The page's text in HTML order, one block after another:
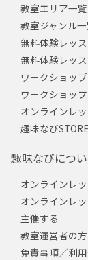
教室エリア一覧
教室ジャンル
無料体験レッ
無料体験レッ
ワークショッ
ワークショッ
オンラインレ
趣味なび
趣味なびにつ
オンラインレ
オンラインレ
主催する
教室運営者の
免責事項／利